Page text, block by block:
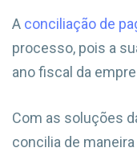
A conciliação de
processo, pois a
ano fiscal da
Com as soluções
concilia de